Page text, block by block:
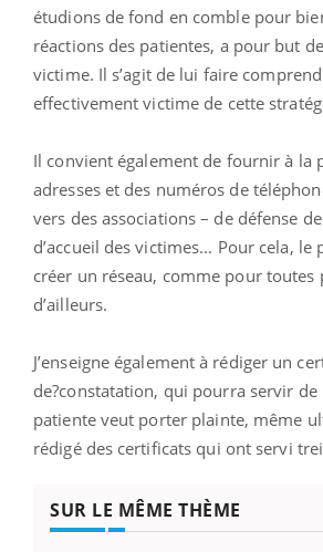
étudions de fond en comble pour
réactions des patientes, a pour but
victime. Il s’agit de lui faire
effectivement victime de cette
Il convient également de fournir à la
adresses et des numéros de
vers des associations – de défense
d’accueil des victimes... Pour cela,
créer un réseau, comme pour toutes
d’ailleurs.
J’enseigne également à rédiger un
de?constatation, qui pourra servir de
patiente veut porter plainte, même
rédigé des certificats qui ont servi
SUR LE MÊME THÈME